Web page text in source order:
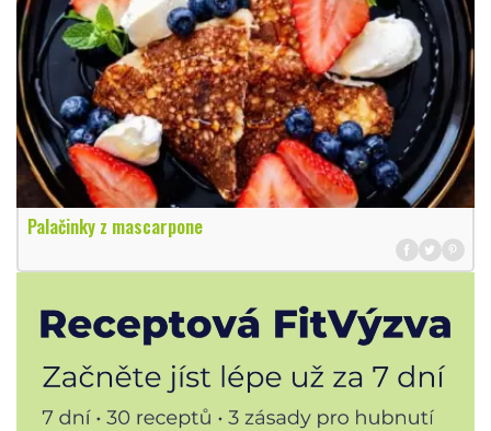
Palačinky z mascarpone